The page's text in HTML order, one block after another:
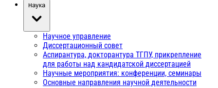
Наука
Научное управление
Диссертационный совет
Аспирантура, докторантура ТГПУ, прикрепление
для работы над кандидатской диссертацией
Научные мероприятия: конференции, семинары
Основные направления научной деятельности